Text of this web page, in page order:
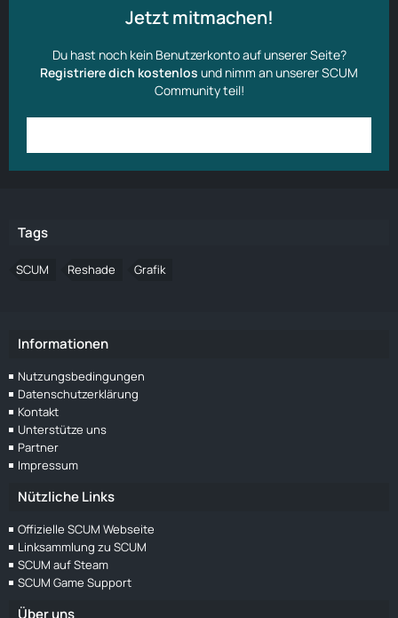
Jetzt mitmachen!
Du hast noch kein Benutzerkonto auf unserer Seite?
Registriere dich kostenlos und nimm an unserer SCUM
Community teil!
Tags
SCUM Reshade Grafik
Informationen
Nutzungsbedingungen
Datenschutzerklärung
Kontakt
Unterstütze uns
Partner
Impressum
Nützliche Links
Offizielle SCUM Webseite
Linksammlung zu SCUM
SCUM auf Steam
SCUM Game Support
Über uns